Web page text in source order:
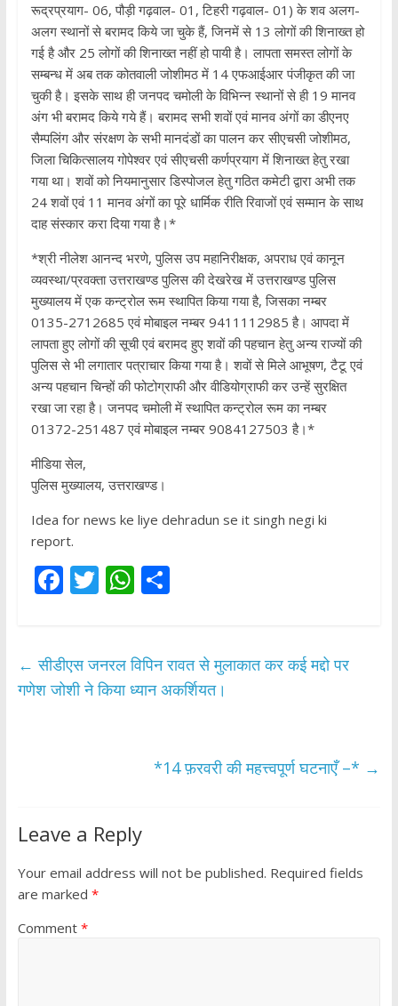
रूद्रप्रयाग- 06, पौड़ी गढ़वाल- 01, टिहरी गढ़वाल- 01) के शव अलग-
अलग स्थानों से बरामद किये जा चुके हैं, जिनमें से 13 लोगों की शिनाख्त हो
गई है और 25 लोगों की शिनाख्त नहीं हो पायी है। लापता समस्त लोगों के
सम्बन्ध में अब तक कोतवाली जोशीमठ में 14 एफआईआर पंजीकृत की जा
चुकी है। इसके साथ ही जनपद चमोली के विभिन्न स्थानों से ही 19 मानव
अंग भी बरामद किये गये हैं। बरामद सभी शवों एवं मानव अंगों का डीएनए
सैम्पलिंग और संरक्षण के सभी मानदंडों का पालन कर सीएचसी जोशीमठ,
जिला चिकित्सालय गोपेश्वर एवं सीएचसी कर्णप्रयाग में शिनाख्त हेतु रखा
गया था। शवों को नियमानुसार डिस्पोजल हेतु गठित कमेटी द्वारा अभी तक
24 शवों एवं 11 मानव अंगों का पूरे धार्मिक रीति रिवाजों एवं सम्मान के साथ
दाह संस्कार करा दिया गया है।*
*श्री नीलेश आनन्द भरणे, पुलिस उप महानिरीक्षक, अपराध एवं कानून
व्यवस्था/प्रवक्ता उत्तराखण्ड पुलिस की देखरेख में उत्तराखण्ड पुलिस
मुख्यालय में एक कन्ट्रोल रूम स्थापित किया गया है, जिसका नम्बर
0135-2712685 एवं मोबाइल नम्बर 9411112985 है। आपदा में
लापता हुए लोगों की सूची एवं बरामद हुए शवों की पहचान हेतु अन्य राज्यों की
पुलिस से भी लगातार पत्राचार किया गया है। शवों से मिले आभूषण, टैटू एवं
अन्य पहचान चिन्हों की फोटोग्राफी और वीडियोग्राफी कर उन्हें सुरक्षित
रखा जा रहा है। जनपद चमोली में स्थापित कन्ट्रोल रूम का नम्बर
01372-251487 एवं मोबाइल नम्बर 9084127503 है।*
मीडिया सेल,
पुलिस मुख्यालय, उत्तराखण्ड।
Idea for news ke liye dehradun se it singh negi ki
report.
F
b
o
T
er
W
s
A
S
e
← सीडीएस जनरल विपिन रावत से मुलाकात कर कई मद्दो पर
गणेश जोशी ने किया ध्यान अकर्शियत।
*14 फ़रवरी की महत्त्वपूर्ण घटनाएँ –* →
Leave a Reply
Your email address will not be published. Required fields
are marked *
Comment *